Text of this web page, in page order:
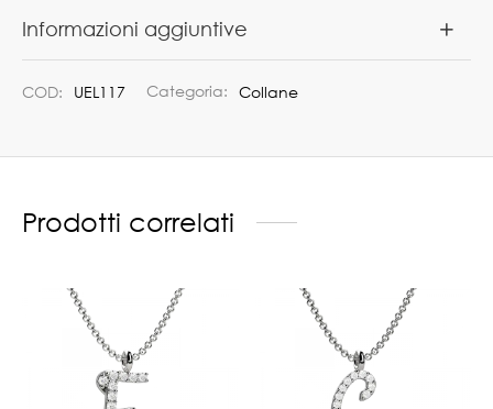
Informazioni aggiuntive
COD: UEL117 Categoria: Collane
Prodotti correlati